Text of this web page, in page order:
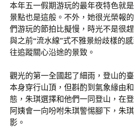
本年五一假期游玩的最年夜特色就
景點也是這般。不外，她很光榮報
們游玩的節拍比擬慢，時光不是很
與之前“流水線”式不雅景紛歧樣的
往追蹤關心沿途的景致。
觀光的第一全國起了細雨，登山的
本身穿行山頂，但斟酌到氣象緣由
態，朱琪選擇和他們一同登山，在
阿姨會一向吩咐朱琪警惕腳下，朱
影。